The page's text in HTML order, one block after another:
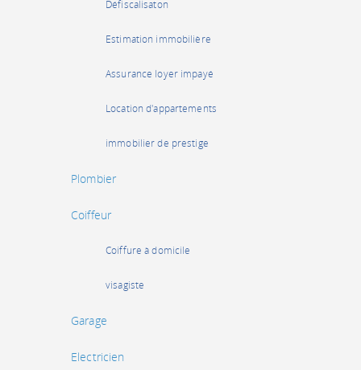
Défiscalisaton
Estimation immobilière
Assurance loyer impayé
Location d'appartements
immobilier de prestige
Plombier
Coiffeur
Coiffure à domicile
visagiste
Garage
Electricien